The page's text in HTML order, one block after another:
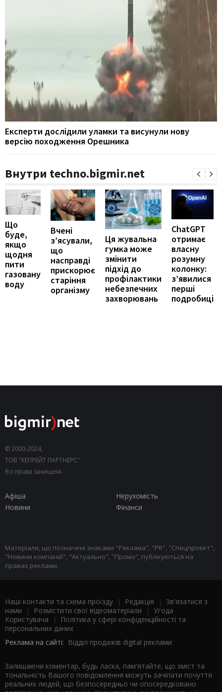
Експерти дослідили уламки та висунули нову
версію походження Орешника
Внутри techno.bigmir.net
Що
буде,
якщо
щодня
пити
газовану
воду
Вчені
з’ясували,
що
насправді
прискорює
старіння
організму
Ця жувальна
гумка може
змінити
підхід до
профілактики
небезпечних
захворювань
ChatGPT
отримає
власну
розумну
колонку:
з’явилися
перші
подробиці
© 2000-2024,
ТОВ "КЕПРЕЙТ ПАРТНЕРС".
Всі права захищені.
Афіша
Нерухомість
Новини
Фінанси
Матеріали, що позначені знаками "Реклама", "PR", "Спецпроект",
"Новини компаній", "Актуально", "Промо", публікуються на
правах реклами.
Наші контакти та схема проїзду | Редакція | Зв'язатися з
нами | Розмістити свої відеоматеріали | Угода
Користувача |
Політика у сфері конфіденційності та
персональних даних
Реклама на сайті: Відділ продажів digital реклами
Залишаючи коментар, будь ласка, пам'ятайте, що зміст та
тональність Вашого повідомлення можуть зачіпати почуття
реальних людей, що безпосередньо чи опосередковано